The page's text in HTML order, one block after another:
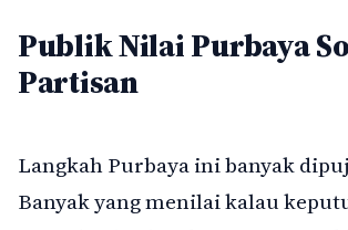
Publik Nilai Purbaya
Partisan
Langkah Purbaya ini banyak
Banyak yang menilai kalau